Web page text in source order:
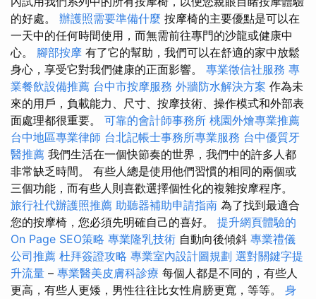
的好處。 辦護照需要準備什麼 按摩椅的主要優點是可以在
一天中的任何時間使用，而無需前往專門的沙龍或健康中
心。 腳部按摩 有了它的幫助，我們可以在舒適的家中放鬆
身心，享受它對我們健康的正面影響。 專業徵信社服務 專
業餐飲設備推薦 台中市按摩服務 外牆防水解決方案 作為未
來的用戶，負載能力、尺寸、按摩技術、操作模式和外部表
面處理都很重要。 可靠的會計師事務所 桃園外燴專業推薦
台中地區專業律師 台北記帳士事務所專業服務 台中優質牙
醫推薦 我們生活在一個快節奏的世界，我們中的許多人都
非常缺乏時間。 有些人總是使用他們習慣的相同的兩個或
三個功能，而有些人則喜歡選擇個性化的複雜按摩程序。
旅行社代辦護照推薦 助聽器補助申請指南 為了找到最適合
您的按摩椅，您必須先明確自己的喜好。 提升網頁體驗的
On Page SEO策略 專業隆乳技術 自動向後傾斜 專業禮儀
公司推薦 杜拜簽證攻略 專業室內設計圖規劃 選對關鍵字提
升流量 – 專業醫美皮膚科診療 每個人都是不同的，有些人
更高，有些人更矮，男性往往比女性肩膀更寬，等等。 身